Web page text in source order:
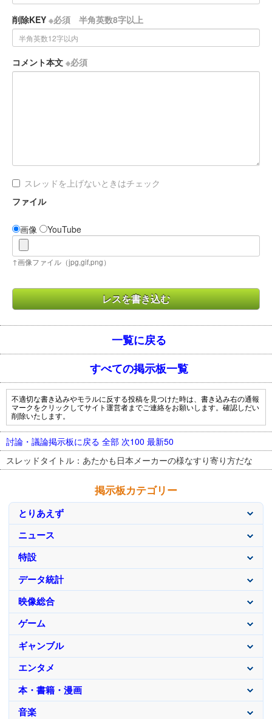
削除KEY ※必須 半角英数8字以上
コメント本文 ※必須
スレッドを上げないときはチェック
ファイル
画像 YouTube
↑画像ファイル（jpg,gif,png）
一覧に戻る
すべての掲示板一覧
不適切な書き込みやモラルに反する投稿を見つけた時は、書き込み右の通報
マークをクリックしてサイト運営者までご連絡をお願いします。確認しだい
削除いたします。
討論・議論掲示板に戻る 全部 次100 最新50
スレッドタイトル：あたかも日本メーカーの様なすり寄り方だな
掲示板カテゴリー
とりあえず
ニュース
特設
データ統計
映像総合
ゲーム
ギャンブル
エンタメ
本・書籍・漫画
音楽